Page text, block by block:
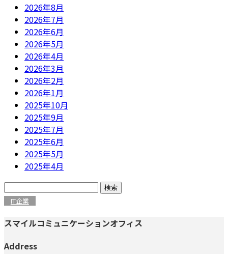
2026年8月
2026年7月
2026年6月
2026年5月
2026年4月
2026年3月
2026年2月
2026年1月
2025年10月
2025年9月
2025年7月
2025年6月
2025年5月
2025年4月
検
索:IT企業
スマイルコミュニケーションオフィス
Address